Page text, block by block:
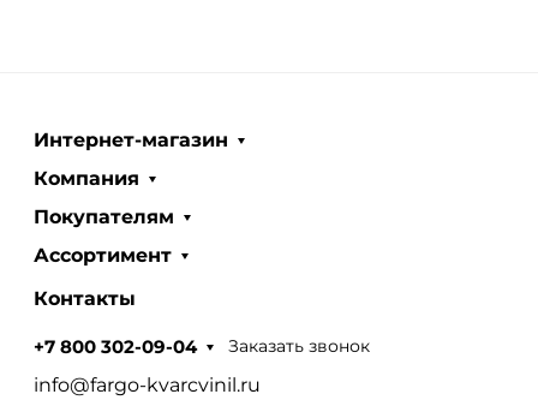
Интернет-магазин
Компания
Покупателям
Ассортимент
Контакты
+7 800 302-09-04 Заказать звонок
info@fargo-kvarcvinil.ru